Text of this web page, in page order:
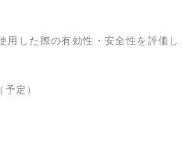
した際の有効性・安全性を評価し
定）